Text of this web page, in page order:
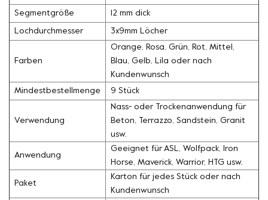
Segmentgröße 12 mm dick
Lochdurchmesser 3x9mm Löcher
Farben
Orange, Rosa, Grün, Rot, Mittel,
Blau, Gelb, Lila oder nach
Kundenwunsch
Mindestbestellmenge 9 Stück
Verwendung
Nass- oder Trockenanwendung für
Beton, Terrazzo, Sandstein, Granit
usw.
Anwendung
Geeignet für ASL, Wolfpack, Iron
Horse, Maverick, Warrior, HTG usw.
Paket
Karton für jedes Stück oder nach
Kundenwunsch